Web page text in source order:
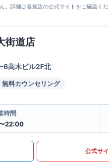
詳細は各施設の公式サイトをご確認くだ
街道店
6高木ビル2F北
無料カウンセリング
時間
22:00
公式サ